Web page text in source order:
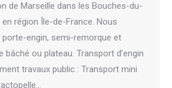
de Marseille dans les Bouches-du-
région Île-de-France. Nous
engin, semi-remorque et
bâché ou plateau. Transport d’engin
travaux public : Transport mini